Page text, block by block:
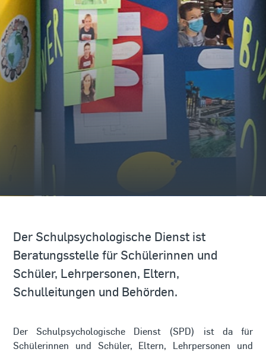
Der Schulpsychologische Dienst ist
Beratungsstelle für Schülerinnen und
Schüler, Lehrpersonen, Eltern,
Schulleitungen und Behörden.
Der Schulpsychologische Dienst (SPD) ist da für
Schülerinnen und Schüler, Eltern, Lehrpersonen und